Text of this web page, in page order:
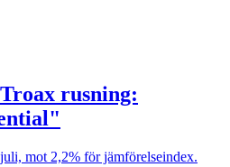
rusning:
mot 2,2% för jämförelseindex.